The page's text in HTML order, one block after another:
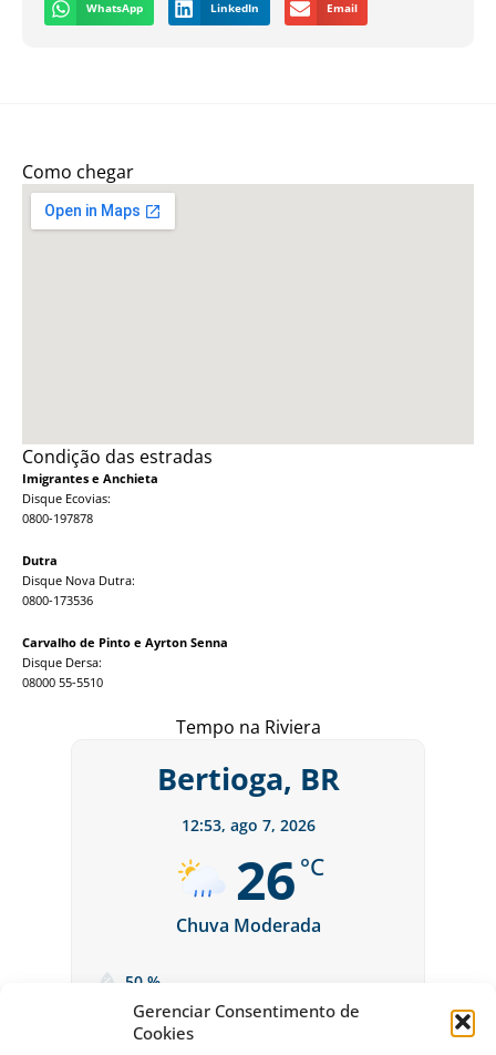
Gerenciar Consentimento de
Cookies
WhatsApp LinkedIn Email
Como chegar
Condição das estradas
Imigrantes e Anchieta
Disque Ecovias:
0800-197878
Dutra
Disque Nova Dutra:
0800-173536
Carvalho de Pinto e Ayrton Senna
Disque Dersa:
08000 55-5510
Tempo na Riviera
Bertioga, BR
12:53, ago 7, 2026
26 °C
Chuva Moderada
50 %